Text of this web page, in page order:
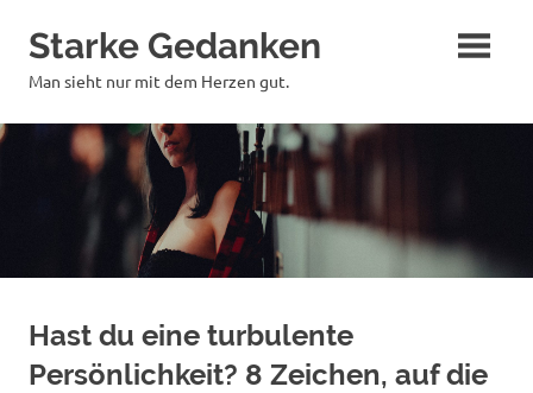
Inhalt
springen
Starke Gedanken
Man sieht nur mit dem Herzen gut.
Hast du eine turbulente
Persönlichkeit? 8 Zeichen, auf die